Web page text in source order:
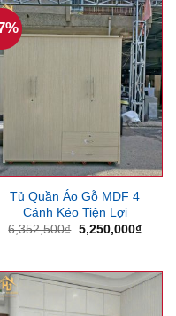
Tủ Quần Áo Gỗ MDF 4
Cánh Kéo Tiện Lợi
6,352,500₫ Giá
5,250,000₫Giá